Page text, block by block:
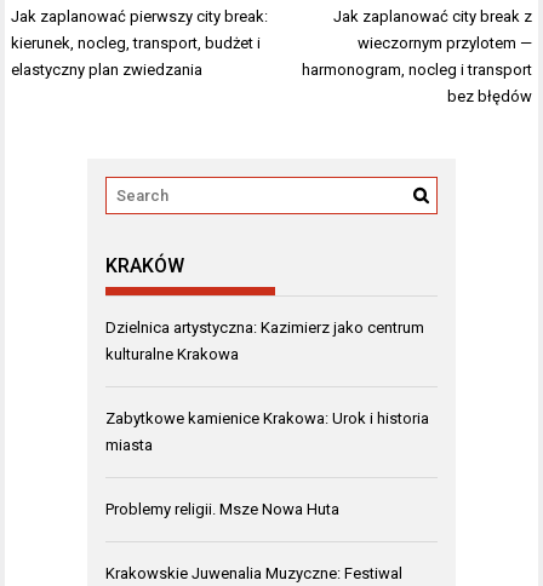
Nawigacja
wpisu
Jak zaplanować pierwszy city break:
kierunek, nocleg, transport, budżet i
elastyczny plan zwiedzania
Jak zaplanować city break z
wieczornym przylotem —
harmonogram, nocleg i transport
bez błędów
KRAKÓW
Dzielnica artystyczna: Kazimierz jako centrum
kulturalne Krakowa
Zabytkowe kamienice Krakowa: Urok i historia
miasta
Problemy religii. Msze Nowa Huta
Krakowskie Juwenalia Muzyczne: Festiwal